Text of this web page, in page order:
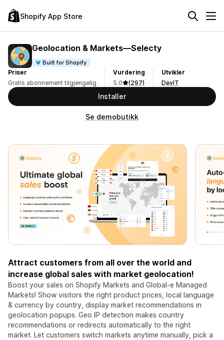
Shopify App Store
Geolocation & Markets—Selecty
Built for Shopify
Priser
Gratis abonnement tilgjengelig
Vurdering
5.0
(297)
Utvikler
DevIT
Installer
Se demobutikk
Attract customers from all over the world and
increase global sales with market geolocation!
Boost your sales on Shopify Markets and Global-e Managed
Markets! Show visitors the right product prices, local language
& currency by country, display market recommendations in
geolocation popups. Geo IP detection makes country
recommendations or redirects automatically to the right
market. Let customers switch markets anytime manually, pick a